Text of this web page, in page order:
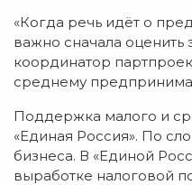
«Когда речь идёт о
важно сначала
координатор
среднему
Поддержка малого и
«Единая Россия». По
бизнеса. В «Единой
выработке налоговой